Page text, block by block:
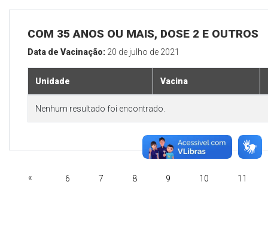
COM 35 ANOS OU MAIS, DOSE 2 E OUTROS
Data de Vacinação: 20 de julho de 2021
Unidade Vacina
Nenhum resultado foi encontrado.
« 6 7 8 9 10 11